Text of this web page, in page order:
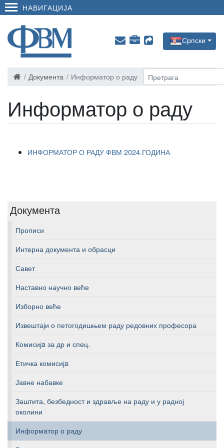
НАВИГАЦИЈА
Српски
Документа Информатор о раду
Документа
Прописи
Интерна документа и обрасци
Савет
Наставно научно веће
Изборно веће
Извештаји о петогодишњем раду редовних професора
Комисијa за др и спец.
Етичка комисијa
Јавне набавке
Заштита, безбедност и здравље на раду и у радној
околини
Информатор о раду
Информатор о раду
ИНФОРМАТОР О РАДУ ФВМ 2024.ГОДИНА